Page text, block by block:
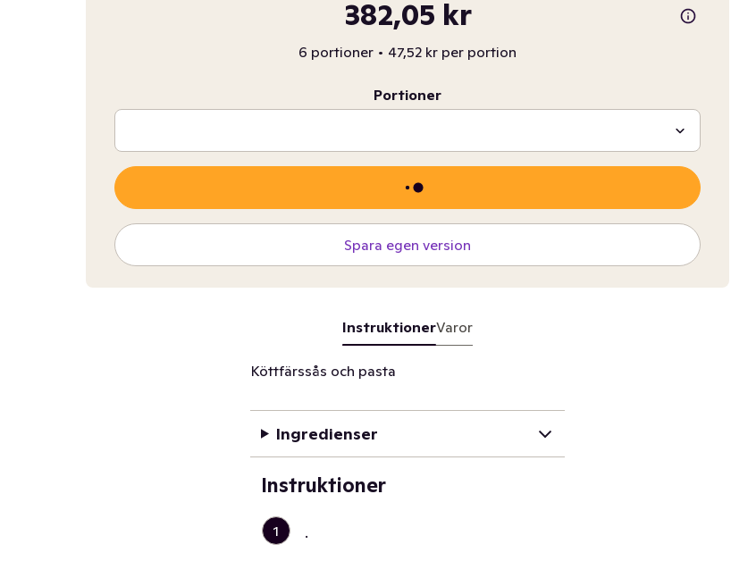
382,05 kr
6 portioner • 47,52 kr per portion
Portioner
Spara egen version
InstruktionerVaror
Köttfärssås och pasta
Ingredienser
Instruktioner
1 .